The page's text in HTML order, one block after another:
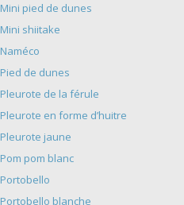
Mini pied de dunes
Mini shiitake
Naméco
Pied de dunes
Pleurote de la férule
Pleurote en forme d’huitre
Pleurote jaune
Pom pom blanc
Portobello
Portobello blanche